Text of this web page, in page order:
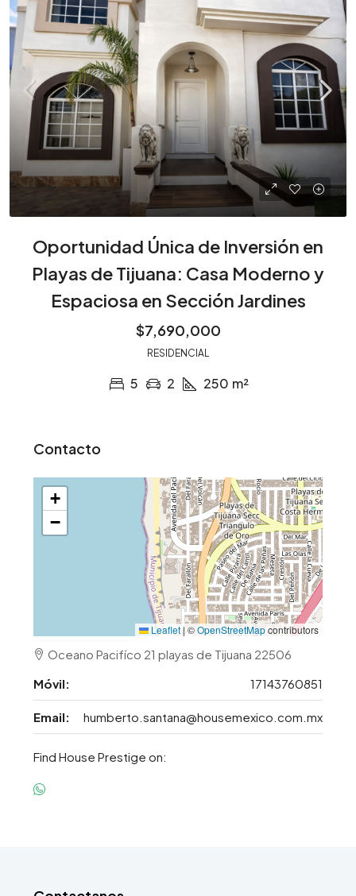
Oportunidad Única de Inversión en
Playas de Tijuana: Casa Moderno y
Espaciosa en Sección Jardines
$7,690,000
RESIDENCIAL
5 2 250 m²
Contacto
+
−
Leaflet|©OpenStreetMapcontributors
Oceano Pacifíco 21 playas de Tijuana 22506
Móvil:
17143760851
Email: humberto.santana@housemexico.com.mx
Find House Prestige on: